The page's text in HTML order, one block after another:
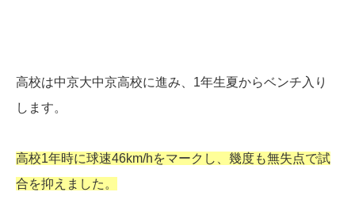
高校は中京大中京高校に進み、1年生夏からベンチ入り
します。
高校1年時に球速46km/hをマークし、幾度も無失点で試
合を抑えました。